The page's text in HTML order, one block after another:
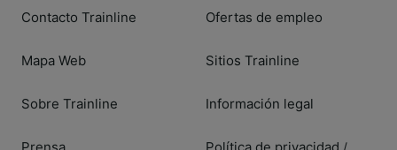
Contacto Trainline
Mapa Web
Sobre Trainline
Prensa
Ofertas de empleo
Sitios Trainline
Información legal
Política de privacidad /